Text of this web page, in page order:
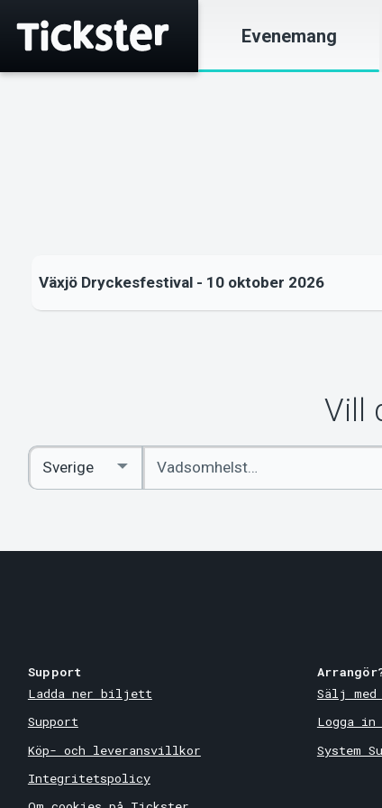
Evenemang
Växjö Dryckesfestival - 10 oktober 2026
Vill
Ange
sökord
Select
Country
Support
Ladda ner biljett
Support
Köp- och leveransvillkor
Integritetspolicy
Sälj med
Logga in
System